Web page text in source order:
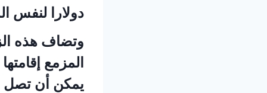
دولارا لنفس
وتضاف هذه
المزمع
يمكن أن ⁠تصل